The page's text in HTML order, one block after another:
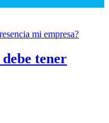
debe tener